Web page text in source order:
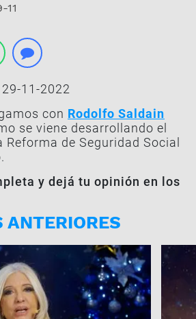
11
29-11-2022
con Rodolfo Saldain
se viene desarrollando el
de Seguridad Social
y dejá tu opinión en los
ANTERIORES